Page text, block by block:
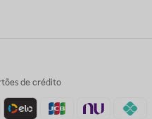
de crédito